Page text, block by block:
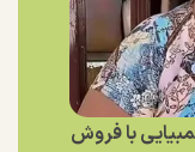
زن ۶۷ ساله کلمبیایی با فروش